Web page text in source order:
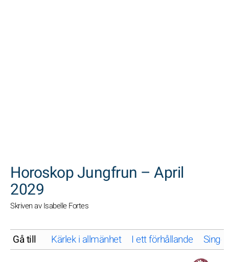
Horoskop Jungfrun – April
2029
Skriven av Isabelle Fortes
Gå till Kärlek i allmänhet I ett förhållande Singel